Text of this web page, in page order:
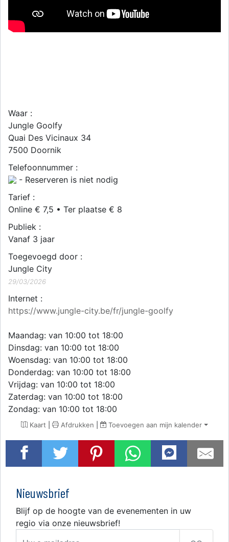
Waar :
Jungle Goolfy
Quai Des Vicinaux 34
7500 Doornik
Telefoonnummer :
- Reserveren is niet nodig
Tarief :
Online € 7,5 • Ter plaatse € 8
Publiek :
Vanaf 3 jaar
Toegevoegd door :
Jungle City
29/03/2026
Internet :
https://www.jungle-city.be/fr/jungle-goolfy
Maandag: van 10:00 tot 18:00
Dinsdag: van 10:00 tot 18:00
Woensdag: van 10:00 tot 18:00
Donderdag: van 10:00 tot 18:00
Vrijdag: van 10:00 tot 18:00
Zaterdag: van 10:00 tot 18:00
Zondag: van 10:00 tot 18:00
Kaart | Afdrukken | Toevoegen aan mijn kalender
Nieuwsbrief
Blijf op de hoogte van de evenementen in uw
regio via onze nieuwsbrief!